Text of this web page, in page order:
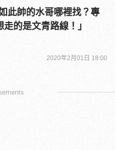
此帥的水哥哪裡找？專
的是文青路線！」
2020年2月01日 18:00